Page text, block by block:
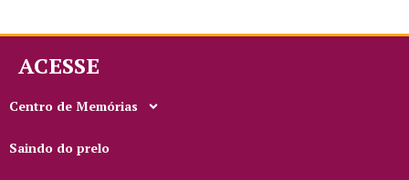
ACESSE
Centro de Memórias
Saindo do prelo